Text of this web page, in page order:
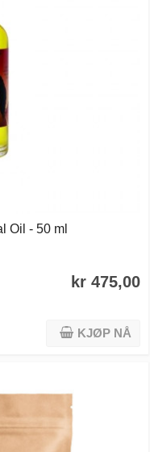
Oil - 50 ml
kr 475,00
KJØP NÅ